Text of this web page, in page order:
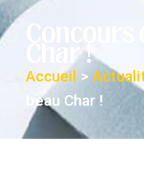
Char !
Accueil >
beau Char !